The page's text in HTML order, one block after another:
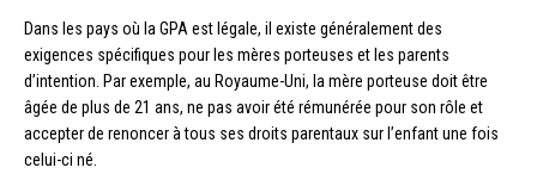
Dans les pays où la GPA est légale, il existe généralement des
exigences spécifiques pour les mères porteuses et les parents
d’intention. Par exemple, au Royaume-Uni, la mère porteuse doit être
âgée de plus de 21 ans, ne pas avoir été rémunérée pour son rôle et
accepter de renoncer à tous ses droits parentaux sur l’enfant une fois
celui-ci né.